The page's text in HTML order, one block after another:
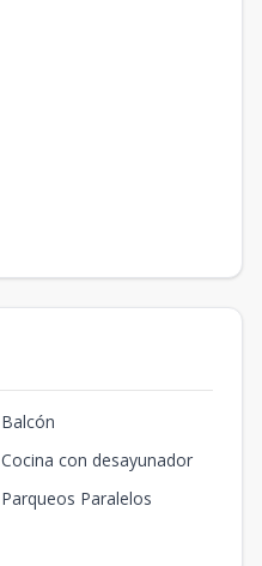
Balcón
Cocina con desayunador
Parqueos Paralelos